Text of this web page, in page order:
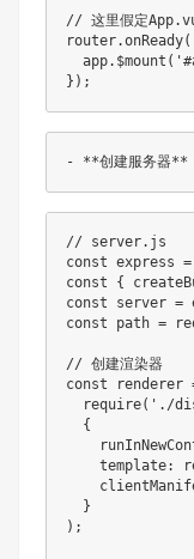
// 这里假定
router.onReady(
  app
. $mount (
} ) ;
// server.js
const express =
const
{
const server =
const path =
// 创建渲染器
const renderer
require( './
{
    template
:
}
) ;